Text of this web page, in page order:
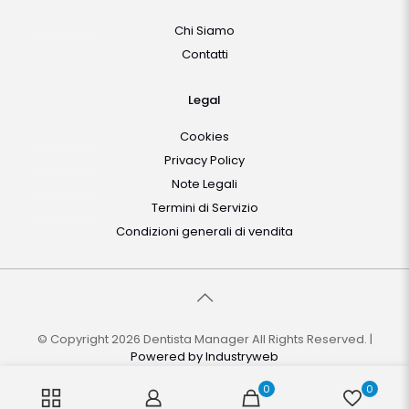
Chi Siamo
Contatti
Legal
Cookies
Privacy Policy
Note Legali
Termini di Servizio
Condizioni generali di vendita
© Copyright 2026 Dentista Manager All Rights Reserved. |
Powered byIndustryweb
0 0